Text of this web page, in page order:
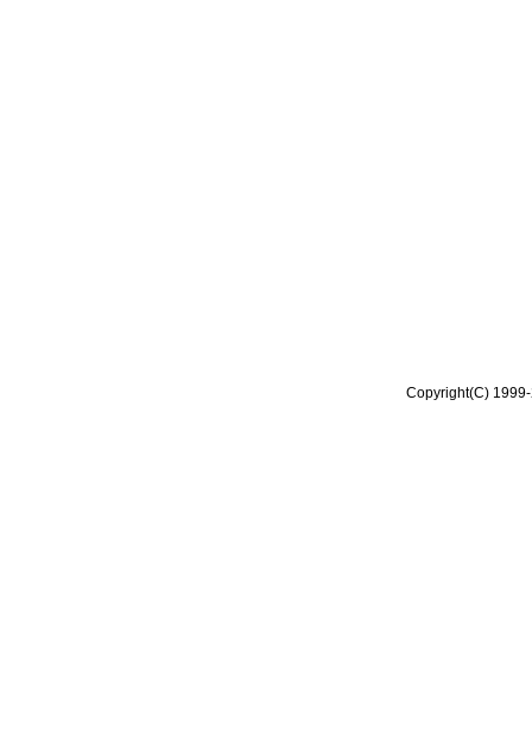
Copyright(C)